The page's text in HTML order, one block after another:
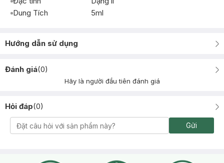
Dung Tích
5ml
Hướng dẫn sử dụng
Đánh giá(0)
Hãy là người đầu tiên đánh giá
Hỏi đáp(0)
Gửi